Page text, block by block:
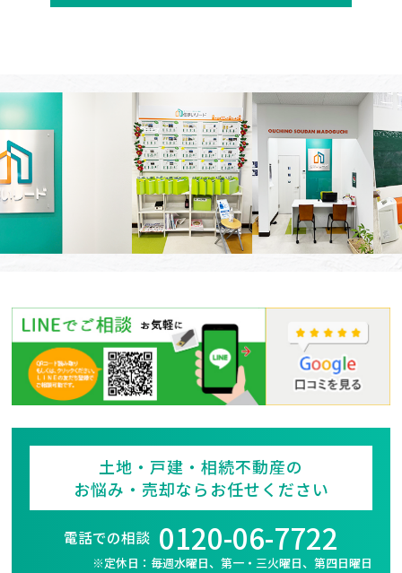
土地・戸建・相続不動産の
お悩み・売却ならお任せください
電話での相談 0120-06-7722
※定休日：毎週水曜日、第一・三火曜日、第四日曜日